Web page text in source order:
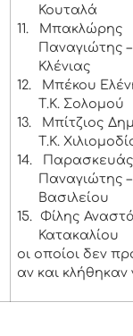
Κουταλά
11.
Μπακλώρης
Παναγιώτης –
Κλένιας
12.
Μπέκου
Τ.Κ. Σολομού
13.
Μπίτζιος
Τ.Κ.
14.
Παρασκευάς
Παναγιώτης –
Βασιλείου
15. Φίλης
Κατακαλίου
οι οποίοι δεν
αν και κλήθηκαν